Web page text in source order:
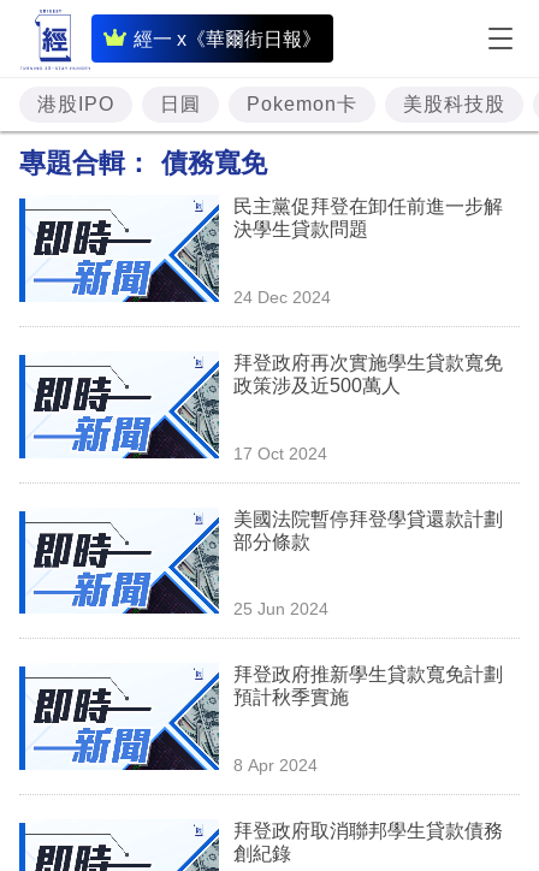
經一 x《華爾街日報》
即
時
財
經
投
資
理
業
科
技
場
生
時
港股IPO 日圓 Pokemon卡 美股科技股
專題合輯： 債務寬免
民主黨促拜登在卸任前進一步解
決學生貸款問題
24 Dec 2024
拜登政府再次實施學生貸款寬免
政策涉及近500萬人
17 Oct 2024
美國法院暫停拜登學貸還款計劃
部分條款
25 Jun 2024
拜登政府推新學生貸款寬免計劃
預計秋季實施
8 Apr 2024
拜登政府取消聯邦學生貸款債務
創紀錄